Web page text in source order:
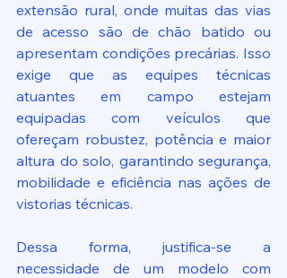
extensão rural, onde muitas das vias
de acesso são de chão batido ou
apresentam condições precárias. Isso
exige que as equipes técnicas
atuantes em campo estejam
equipadas com veículos que
ofereçam robustez, potência e maior
altura do solo, garantindo segurança,
mobilidade e eficiência nas ações de
vistorias técnicas.
Dessa forma, justifica-se a
necessidade de um modelo com